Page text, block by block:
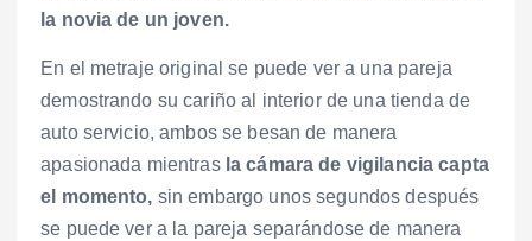
la novia de un joven.
En el metraje original se puede ver a una pareja
demostrando su cariño al interior de una tienda de
auto servicio, ambos se besan de manera
apasionada mientras la cámara de vigilancia capta
el momento, sin embargo unos segundos después
se puede ver a la pareja separándose de manera